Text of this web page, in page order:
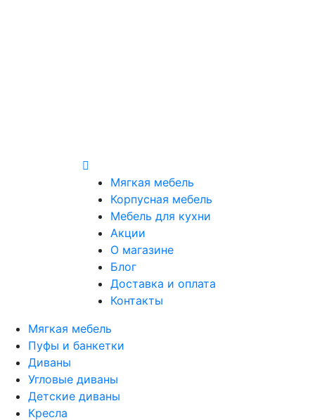
Мягкая мебель
Корпусная мебель
Мебель для кухни
Акции
О магазине
Блог
Доставка и оплата
Контакты
Мягкая мебель
Пуфы и банкетки
Диваны
Угловые диваны
Детские диваны
Кресла